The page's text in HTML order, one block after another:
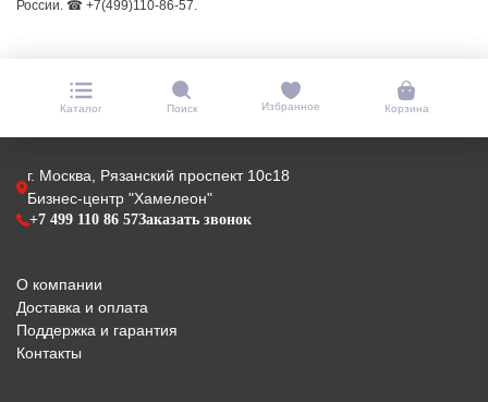
России. ☎ +7(499)110-86-57.
Каталог Поиск Избранное Корзина
г. Москва, Рязанский проспект 10с18
Бизнес-центр "Хамелеон"
+7 499 110 86 57Заказать звонок
О компании
Доставка и оплата
Поддержка и гарантия
Контакты